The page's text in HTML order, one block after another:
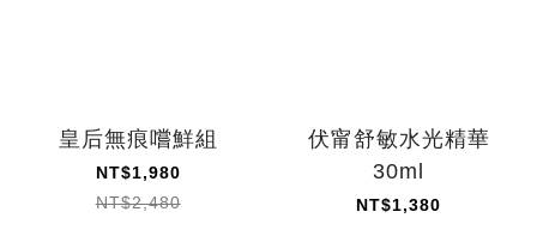
皇后無痕嚐鮮組
NT$1,980
NT$2,480
伏甯舒敏水光精華
30ml
NT$1,380